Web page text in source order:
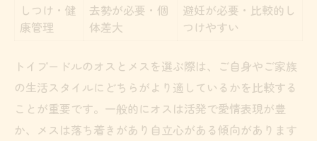
しつけ・健
康管理
去勢が必要・個
体差大
避妊が必要・比較的し
つけやすい
トイプードルのオスとメスを選ぶ際は、ご自身やご家族
の生活スタイルにどちらがより適しているかを比較する
ことが重要です。一般的にオスは活発で愛情表現が豊
か、メスは落ち着きがあり自立心がある傾向があります